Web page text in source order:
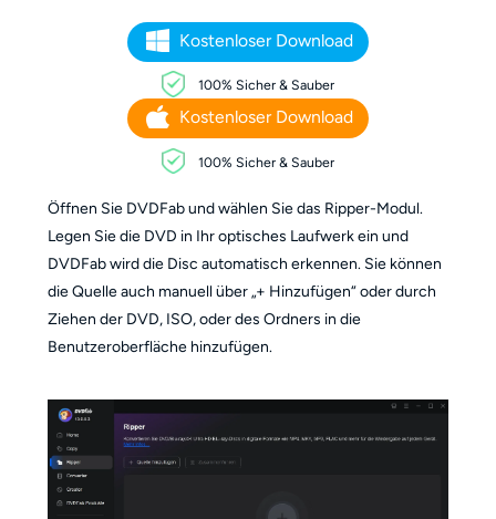
Kostenloser Download
100% Sicher & Sauber
Kostenloser Download
100% Sicher & Sauber
Öffnen Sie DVDFab und wählen Sie das Ripper-Modul.
Legen Sie die DVD in Ihr optisches Laufwerk ein und
DVDFab wird die Disc automatisch erkennen. Sie können
die Quelle auch manuell über „+ Hinzufügen“ oder durch
Ziehen der DVD, ISO, oder des Ordners in die
Benutzeroberfläche hinzufügen.